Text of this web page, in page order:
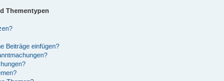
Thementypen
Beiträge einfügen?